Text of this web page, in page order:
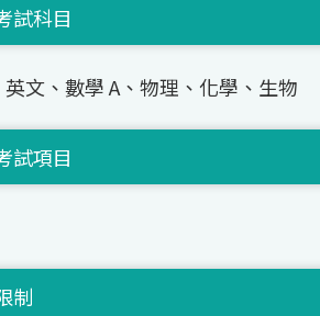
試科目
文、數學 A、物理、化學、生物
試項目
制